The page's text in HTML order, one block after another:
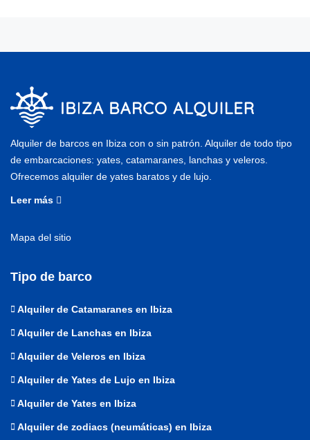
Alquiler de barcos en Ibiza con o sin patrón. Alquiler de todo tipo
de embarcaciones: yates, catamaranes, lanchas y veleros.
Ofrecemos alquiler de yates baratos y de lujo.
Leer más
Mapa del sitio
Tipo de barco
Alquiler de Catamaranes en Ibiza
Alquiler de Lanchas en Ibiza
Alquiler de Veleros en Ibiza
Alquiler de Yates de Lujo en Ibiza
Alquiler de Yates en Ibiza
Alquiler de zodiacs (neumáticas) en Ibiza